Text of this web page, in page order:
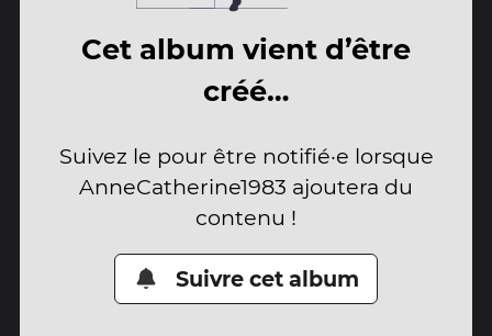
Cet album vient d’être
créé…
Suivez le pour être notifié·e lorsque
AnneCatherine1983 ajoutera du
contenu !
Suivre cet album